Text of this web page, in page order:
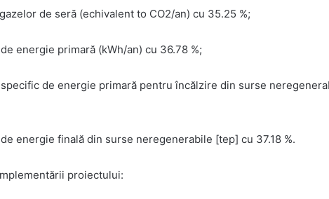
de seră (echivalent to CO2/an) cu 35.25 %;
energie primară (kWh/an) cu 36.78 %;
de energie primară pentru încălzire din surse
energie finală din surse neregenerabile [tep] cu 37.18 %.
proiectului: